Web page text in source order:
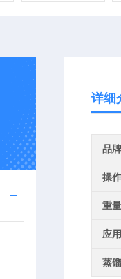
详细
品牌
操
重量
应
蒸